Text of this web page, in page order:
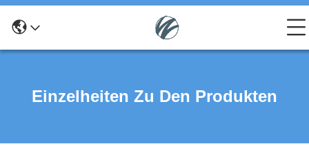
Einzelheiten Zu Den Produkten